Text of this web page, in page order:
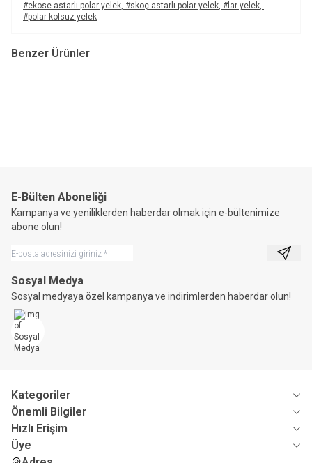
#ekose astarlı polar yelek, #skoç astarlı polar yelek, #lar yelek,
#polar kolsuz yelek
Benzer Ürünler
E-Bülten Aboneliği
Kampanya ve yeniliklerden haberdar olmak için e-bültenimize
abone olun!
Kayıt
Sosyal Medya
Sosyal medyaya özel kampanya ve indirimlerden haberdar olun!
Kategoriler
Önemli Bilgiler
Hızlı Erişim
Üye